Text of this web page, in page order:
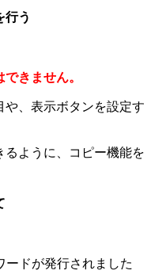
行う
きません。
や、表示ボタンを設定す
るように、コピー機能を
ドが発行されました